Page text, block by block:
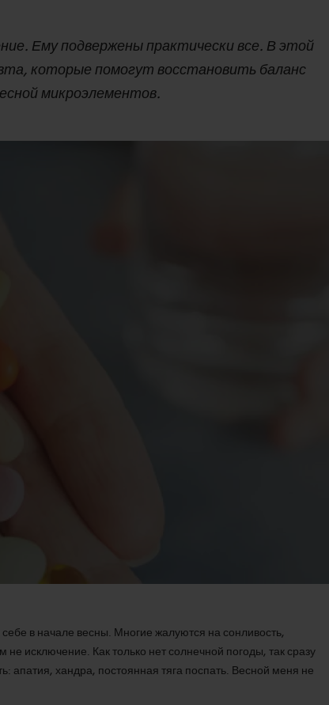
Ему подвержены практически все. В этой
которые помогут восстановить баланс
микроэлементов.
в начале весны. Многие жалуются на сонливость,
исключение. Как только нет солнечной погоды, так сразу
апатия, хандра, постоянная тяга поспать. Весной меня не